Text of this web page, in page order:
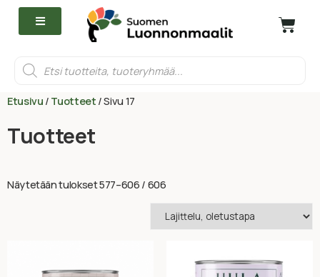
Etusivu / Tuotteet / Sivu 17
Tuotteet
Näytetään tulokset 577–606 / 606